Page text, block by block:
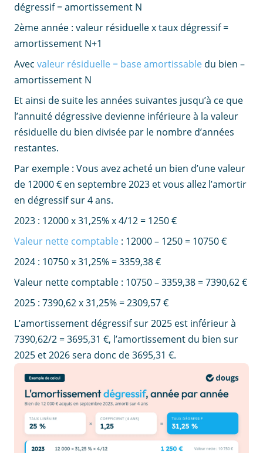
dégressif = amortissement N
2ème année : valeur résiduelle x taux dégressif =
amortissement N+1
Avec valeur résiduelle = base amortissable du bien –
amortissement N
Et ainsi de suite les années suivantes jusqu’à ce que
l’annuité dégressive devienne inférieure à la valeur
résiduelle du bien divisée par le nombre d’années
restantes.
Par exemple : Vous avez acheté un bien d’une valeur
de 12000 € en septembre 2023 et vous allez l’amortir
en dégressif sur 4 ans.
2023 : 12000 x 31,25% x 4/12 = 1250 €
Valeur nette comptable : 12000 – 1250 = 10750 €
2024 : 10750 x 31,25% = 3359,38 €
Valeur nette comptable : 10750 – 3359,38 = 7390,62 €
2025 : 7390,62 x 31,25% = 2309,57 €
L’amortissement dégressif sur 2025 est inférieur à
7390,62/2 = 3695,31 €, l’amortissement du bien sur
2025 et 2026 sera donc de 3695,31 €.